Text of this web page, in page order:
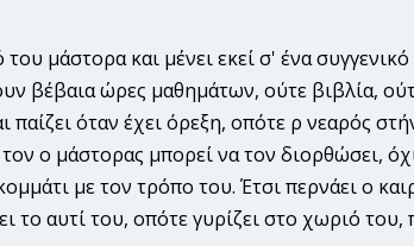
μάστορα και μένει εκεί σ' ένα
βέβαια ώρες μαθημάτων, ούτε βιβλία,
όταν έχει όρεξη, οπότε ρ νεαρός
ο μάστορας μπορεί να τον διορθώσει,
με τον τρόπο του. Έτσι περνάει ο
το αυτί του, οπότε γυρίζει στο χωριό